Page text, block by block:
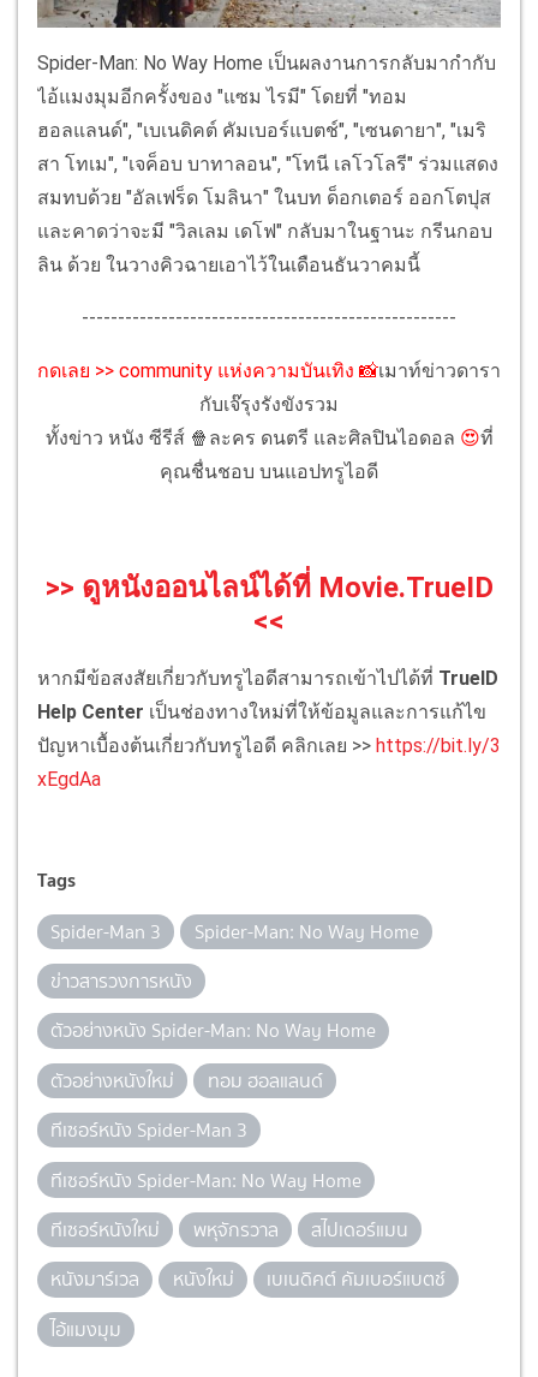
Spider-Man: No Way Home เป็นผลงานการกลับมากำกับ
ไอ้แมงมุมอีกครั้งของ "แซม ไรมี" โดยที่ "ทอม
ฮอลแลนด์", "เบเนดิคต์ คัมเบอร์แบตช์", "เซนดายา", "เมริ
สา โทเม", "เจค็อบ บาทาลอน", "โทนี เลโวโลรี" ร่วมแสดง
สมทบด้วย "อัลเฟร็ด โมลินา" ในบท ด็อกเตอร์ ออกโตปุส
และคาดว่าจะมี "วิลเลม เดโฟ" กลับมาในฐานะ กรีนกอบ
ลิน ด้วย ในวางคิวฉายเอาไว้ในเดือนธันวาคมนี้
----------------------------------------------------
กดเลย >> community แห่งความบันเทิง 📸เมาท์ข่าวดารา
กับเจ๊รุงรังขังรวม
ทั้งข่าว หนัง ซีรีส์ 🍿ละคร ดนตรี และศิลปินไอดอล 😍ที่
คุณชื่นชอบ บนแอปทรูไอดี
>> ดูหนังออนไลน์ได้ที่ Movie.TrueID
<<
หากมีข้อสงสัยเกี่ยวกับทรูไอดีสามารถเข้าไปได้ที่ TrueID
Help Center เป็นช่องทางใหม่ที่ให้ข้อมูลและการแก้ไข
ปัญหาเบื้องต้นเกี่ยวกับทรูไอดี คลิกเลย >> https://bit.ly/3
xEgdAa
Tags
Spider-Man 3
Spider-Man: No Way Home
ข่าวสารวงการหนัง
ตัวอย่างหนัง Spider-Man: No Way Home
ตัวอย่างหนังใหม่
ทอม ฮอลแลนด์
ทีเซอร์หนัง Spider-Man 3
ทีเซอร์หนัง Spider-Man: No Way Home
ทีเซอร์หนังใหม่
พหุจักรวาล
สไปเดอร์แมน
หนังมาร์เวล
หนังใหม่
เบเนดิคต์ คัมเบอร์แบตช์
ไอ้แมงมุม